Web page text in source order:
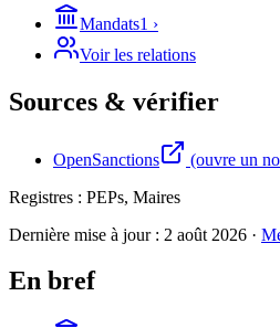
Mandats1 ›
Voir les relations
Sources & vérifier
OpenSanctions
(ouvre un
Registres : PEPs, Maires
Dernière mise à jour : 2 août 2026 ·
En bref